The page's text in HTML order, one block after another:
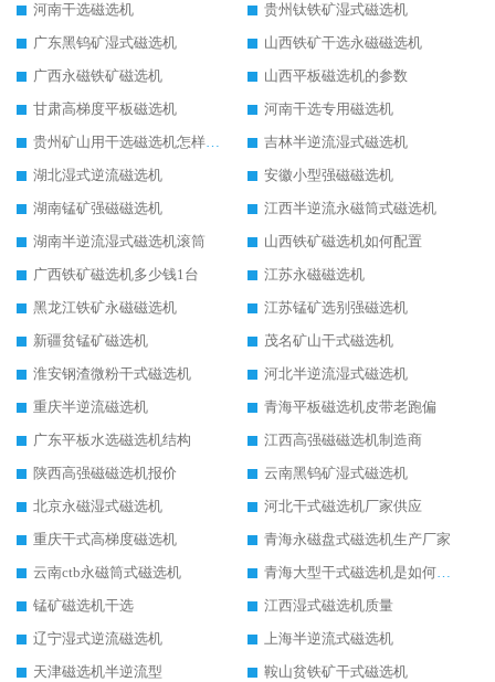
河南干选磁选机
贵州钛铁矿湿式磁选机
广东黑钨矿湿式磁选机
山西铁矿干选永磁磁选机
广西永磁铁矿磁选机
山西平板磁选机的参数
甘肃高梯度平板磁选机
河南干选专用磁选机
贵州矿山用干选磁选机怎样调磁
吉林半逆流湿式磁选机
湖北湿式逆流磁选机
安徽小型强磁磁选机
湖南锰矿强磁磁选机
江西半逆流永磁筒式磁选机
湖南半逆流湿式磁选机滚筒
山西铁矿磁选机如何配置
广西铁矿磁选机多少钱1台
江苏永磁磁选机
黑龙江铁矿永磁磁选机
江苏锰矿选别强磁选机
新疆贫锰矿磁选机
茂名矿山干式磁选机
淮安钢渣微粉干式磁选机
河北半逆流湿式磁选机
重庆半逆流磁选机
青海平板磁选机皮带老跑偏
广东平板水选磁选机结构
江西高强磁磁选机制造商
陕西高强磁磁选机报价
云南黑钨矿湿式磁选机
北京永磁湿式磁选机
河北干式磁选机厂家供应
重庆干式高梯度磁选机
青海永磁盘式磁选机生产厂家
云南ctb永磁筒式磁选机
青海大型干式磁选机是如何选矿的
锰矿磁选机干选
江西湿式磁选机质量
辽宁湿式逆流磁选机
上海半逆流式磁选机
天津磁选机半逆流型
鞍山贫铁矿干式磁选机